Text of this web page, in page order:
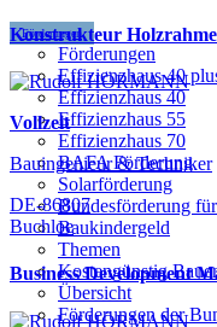
Förderungen
Förderungen
Effizienzhaus 40
Effizienzhaus 40
Effizienzhaus 55
Effizienzhaus 70
BAFA Förderung
Solarförderung
Bundesförderung
Baukindergeld
Themen
Kostengünstig
Übersicht
Förderungen der
Konstrukteur
Vollzeit
Bauingenieur & Techniker
DE-86807
Buchloe
Business Development